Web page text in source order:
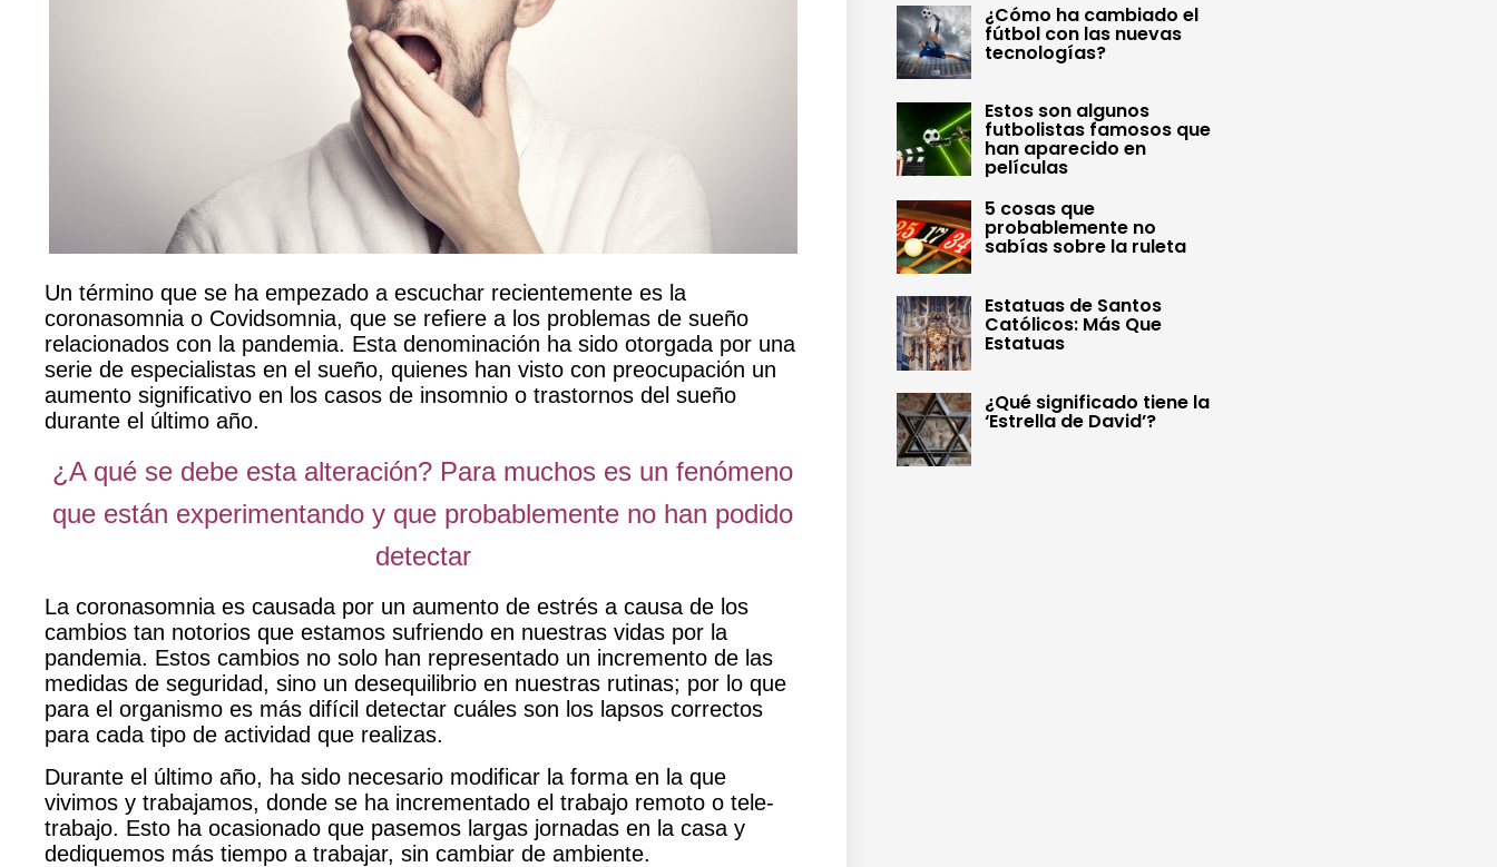
Un término que se ha empezado a escuchar recientemente es la
coronasomnia o Covidsomnia, que se refiere a los problemas de sueño
relacionados con la pandemia. Esta denominación ha sido otorgada por una
serie de especialistas en el sueño, quienes han visto con preocupación un
aumento significativo en los casos de insomnio o trastornos del sueño
durante el último año.
¿A qué se debe esta alteración? Para muchos es un fenómeno
que están experimentando y que probablemente no han podido
detectar
La coronasomnia es causada por un aumento de estrés a causa de los
cambios tan notorios que estamos sufriendo en nuestras vidas por la
pandemia. Estos cambios no solo han representado un incremento de las
medidas de seguridad, sino un desequilibrio en nuestras rutinas; por lo que
para el organismo es más difícil detectar cuáles son los lapsos correctos
para cada tipo de actividad que realizas.
Durante el último año, ha sido necesario modificar la forma en la que
vivimos y trabajamos, donde se ha incrementado el trabajo remoto o tele-
trabajo. Esto ha ocasionado que pasemos largas jornadas en la casa y
dediquemos más tiempo a trabajar, sin cambiar de ambiente.
¿Cómo ha cambiado el
fútbol con las nuevas
tecnologías?
Estos son algunos
futbolistas famosos que
han aparecido en
películas
5 cosas que
probablemente no
sabías sobre la ruleta
Estatuas de Santos
Católicos: Más Que
Estatuas
¿Qué significado tiene la
‘Estrella de David’?